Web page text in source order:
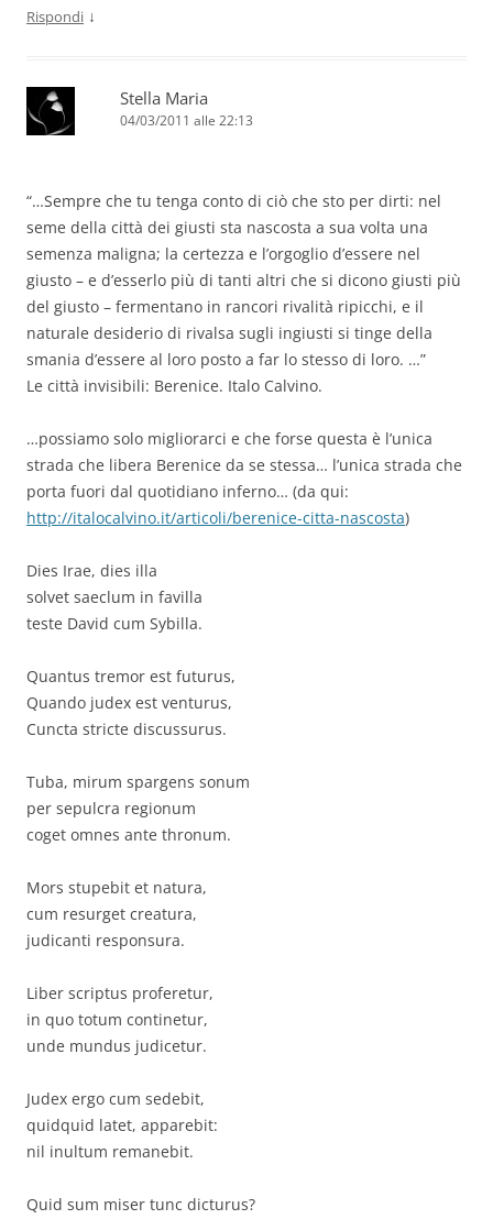
Rispondi ↓
Stella Maria
04/03/2011 alle 22:13
“…Sempre che tu tenga conto di ciò che sto per dirti: nel
seme della città dei giusti sta nascosta a sua volta una
semenza maligna; la certezza e l’orgoglio d’essere nel
giusto – e d’esserlo più di tanti altri che si dicono giusti più
del giusto – fermentano in rancori rivalità ripicchi, e il
naturale desiderio di rivalsa sugli ingiusti si tinge della
smania d’essere al loro posto a far lo stesso di loro. …”
Le città invisibili: Berenice. Italo Calvino.
…possiamo solo migliorarci e che forse questa è l’unica
strada che libera Berenice da se stessa… l’unica strada che
porta fuori dal quotidiano inferno… (da qui:
http://italocalvino.it/articoli/berenice-citta-nascosta)
Dies Irae, dies illa
solvet saeclum in favilla
teste David cum Sybilla.
Quantus tremor est futurus,
Quando judex est venturus,
Cuncta stricte discussurus.
Tuba, mirum spargens sonum
per sepulcra regionum
coget omnes ante thronum.
Mors stupebit et natura,
cum resurget creatura,
judicanti responsura.
Liber scriptus proferetur,
in quo totum continetur,
unde mundus judicetur.
Judex ergo cum sedebit,
quidquid latet, apparebit:
nil inultum remanebit.
Quid sum miser tunc dicturus?